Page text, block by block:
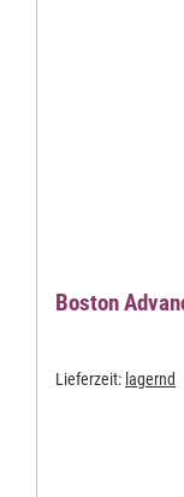
Boston
Lieferzeit: lagernd